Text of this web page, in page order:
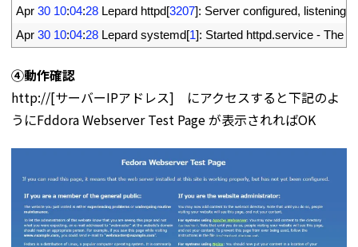
Apr 30 10:04:28 Lepard httpd[3207]: Server configured, listening
Apr 30 10:04:28 Lepard systemd[1]: Started httpd.service - The
④動作確認
http://[サーバーIPアドレス] にアクセスすると下記のよ
うにFddora Webserver Test Page が表示されればOK